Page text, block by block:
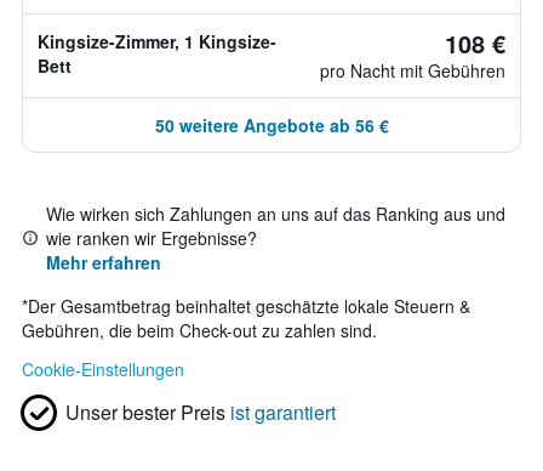
Kingsize-Zimmer, 1 Kingsize-
Bett
108 €
pro Nacht mit Gebühren
50 weitere Angebote ab 56 €
Wie wirken sich Zahlungen an uns auf das Ranking aus und
wie ranken wir Ergebnisse?
Mehr erfahren
*Der Gesamtbetrag beinhaltet geschätzte lokale Steuern &
Gebühren, die beim Check-out zu zahlen sind.
Cookie-Einstellungen
Unser bester Preis ist garantiert